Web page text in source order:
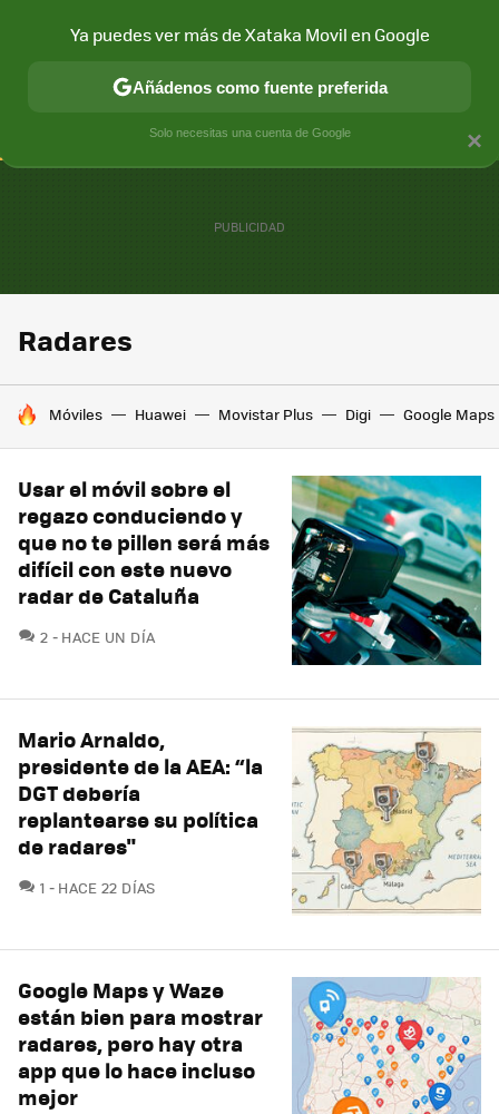
CONECTIVIDAD MÓVIL Y SOCIEDAD APLICACIONES
Radares
HOY SE HABLA DE
Móviles Huawei Movistar Plus Digi Google Maps
Usar el móvil sobre el
regazo conduciendo y
que no te pillen será más
difícil con este nuevo
radar de Cataluña
2 COMENTARIOS
HACE UN DÍA
Mario Arnaldo,
presidente de la AEA: “la
DGT debería
replantearse su política
de radares"
1 COMENTARIOS
HACE 22 DÍAS
Google Maps y Waze
están bien para mostrar
radares, pero hay otra
app que lo hace incluso
mejor
×
Ya puedes ver más de Xataka Movil en Google
Añádenos como fuente preferida
Solo necesitas una cuenta de Google